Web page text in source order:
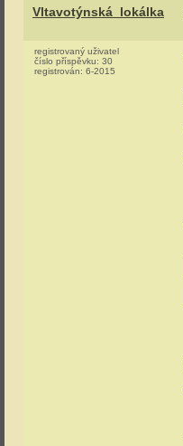
Vltavotýnská_lokálka
registrovaný uživatel
číslo příspěvku: 30
registrován: 6-2015